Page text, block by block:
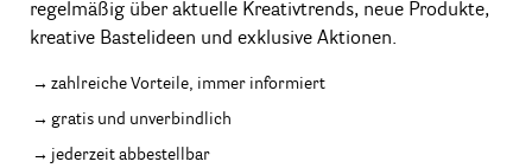
regelmäßig über aktuelle Kreativtrends, neue Produkte,
kreative Bastelideen und exklusive Aktionen.
zahlreiche Vorteile, immer informiert
gratis und unverbindlich
jederzeit abbestellbar